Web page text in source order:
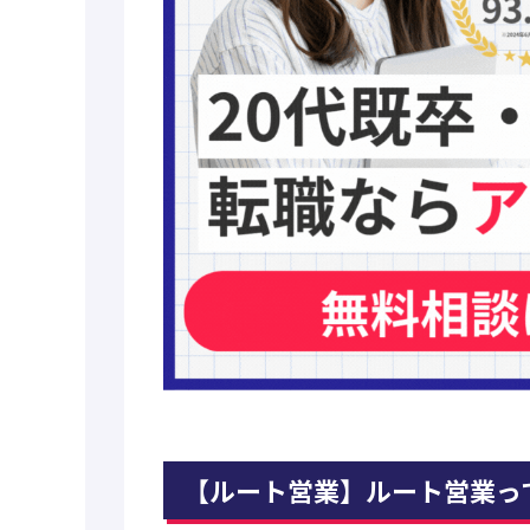
【ルート営業】ルート営業